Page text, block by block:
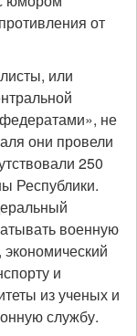
от
или
не
они провели
250
Республики.
военную
и
из ученых и
службу.